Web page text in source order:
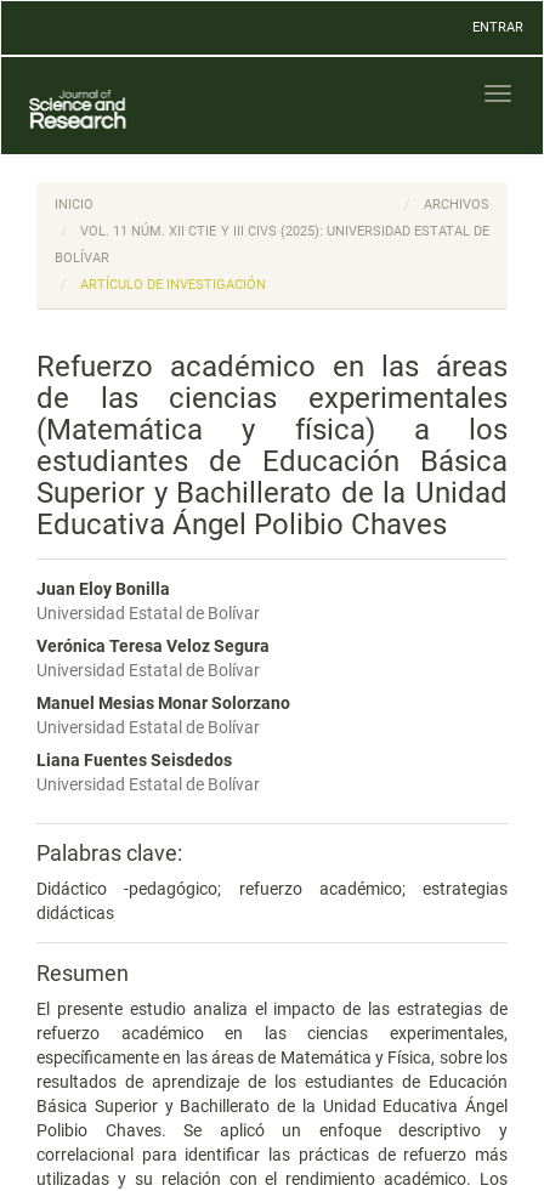
Contenido
Barra
lateral
ENTRAR
INICIO
ARCHIVOS
VOL. 11 NÚM. XII CTIE Y III CIVS (2025): UNIVERSIDAD ESTATAL DE
BOLÍVAR
ARTÍCULO DE INVESTIGACIÓN
Refuerzo académico en las áreas
de las ciencias experimentales
(Matemática y física) a los
estudiantes de Educación Básica
Superior y Bachillerato de la Unidad
Educativa Ángel Polibio Chaves
Juan Eloy Bonilla
Universidad Estatal de Bolívar
Verónica Teresa Veloz Segura
Universidad Estatal de Bolívar
Manuel Mesias Monar Solorzano
Universidad Estatal de Bolívar
Liana Fuentes Seisdedos
Universidad Estatal de Bolívar
Palabras clave:
Didáctico -pedagógico; refuerzo académico; estrategias
didácticas
Resumen
El presente estudio analiza el impacto de las estrategias de
refuerzo académico en las ciencias experimentales,
específicamente en las áreas de Matemática y Física, sobre los
resultados de aprendizaje de los estudiantes de Educación
Básica Superior y Bachillerato de la Unidad Educativa Ángel
Polibio Chaves. Se aplicó un enfoque descriptivo y
correlacional para identificar las prácticas de refuerzo más
utilizadas y su relación con el rendimiento académico. Los